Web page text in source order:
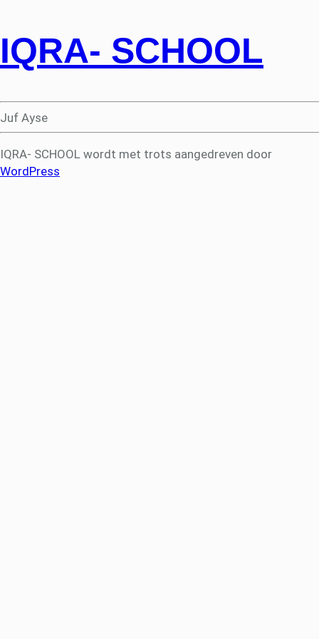
IQRA- SCHOOL
Juf Ayse
IQRA- SCHOOL wordt met trots aangedreven door
WordPress